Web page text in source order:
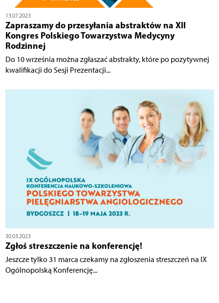
13.07.2023
Zapraszamy do przesyłania abstraktów na XII
Kongres Polskiego Towarzystwa Medycyny
Rodzinnej
Do 10 września można zgłaszać abstrakty, które po pozytywnej
kwalifikacji do Sesji Prezentacji...
30.03.2023
Zgłoś streszczenie na konferencję!
Jeszcze tylko 31 marca czekamy na zgłoszenia streszczeń na IX
Ogólnopolską Konferencję...